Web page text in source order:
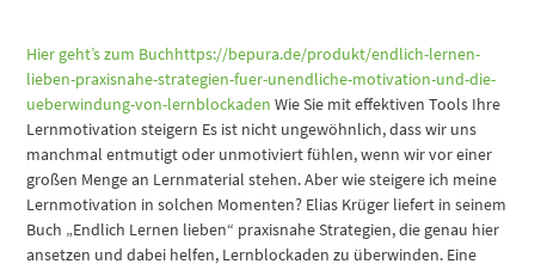
Hier geht’s zum Buchhttps://bepura.de/produkt/endlich-lernen-
lieben-praxisnahe-strategien-fuer-unendliche-motivation-und-die-
ueberwindung-von-lernblockaden Wie Sie mit effektiven Tools Ihre
Lernmotivation steigern Es ist nicht ungewöhnlich, dass wir uns
manchmal entmutigt oder unmotiviert fühlen, wenn wir vor einer
großen Menge an Lernmaterial stehen. Aber wie steigere ich meine
Lernmotivation in solchen Momenten? Elias Krüger liefert in seinem
Buch „Endlich Lernen lieben“ praxisnahe Strategien, die genau hier
ansetzen und dabei helfen, Lernblockaden zu überwinden. Eine